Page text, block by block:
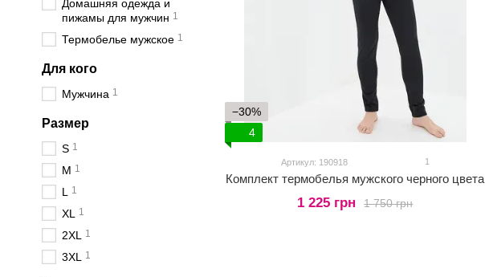
−30%
4
Артикул: 190918 1
Комплект термобелья мужского черного цвета
1 750 грн
1 225 грн
Домашняя одежда и
пижамы для мужчин 1
Термобелье мужское 1
Для кого
Мужчина 1
Размер
S 1
M 1
L 1
XL 1
2XL 1
3XL 1